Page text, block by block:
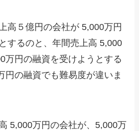
高５億円の会社が 5,000万円
するのと、年間売上高 5,000
万円の融資を受けようとする
円の融資でも難易度が違いま
5,000万円の会社が、5,000万